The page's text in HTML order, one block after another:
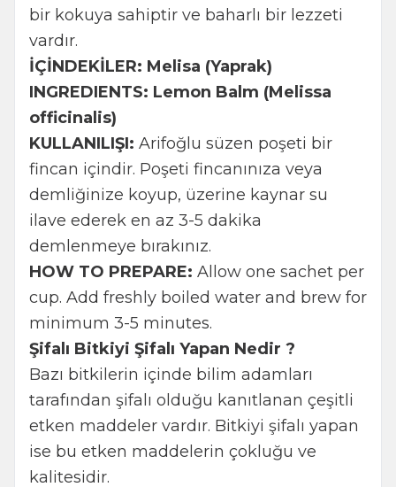
bir kokuya sahiptir ve baharlı bir lezzeti
vardır.
İÇİNDEKİLER: Melisa (Yaprak)
INGREDIENTS: Lemon Balm (Melissa
officinalis)
KULLANILIŞI: Arifoğlu süzen poşeti bir
fincan içindir. Poşeti fincanınıza veya
demliğinize koyup, üzerine kaynar su
ilave ederek en az 3-5 dakika
demlenmeye bırakınız.
HOW TO PREPARE: Allow one sachet per
cup. Add freshly boiled water and brew for
minimum 3-5 minutes.
Şifalı Bitkiyi Şifalı Yapan Nedir ?
Bazı bitkilerin içinde bilim adamları
tarafından şifalı olduğu kanıtlanan çeşitli
etken maddeler vardır. Bitkiyi şifalı yapan
ise bu etken maddelerin çokluğu ve
kalitesidir.